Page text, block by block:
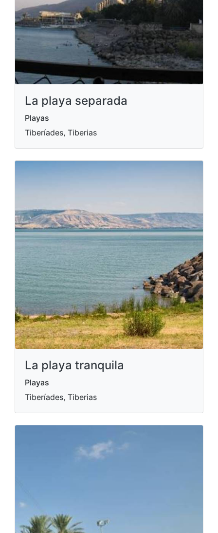
La playa separada
Playas
Tiberíades, Tiberias
La playa tranquila
Playas
Tiberíades, Tiberias